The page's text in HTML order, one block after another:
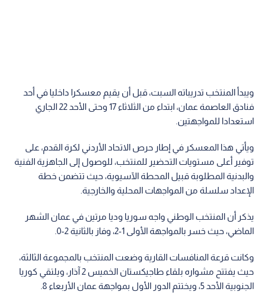
ويبدأ المنتخب تدريباته السبت، قبل أن يقيم معسكرا داخليا في أحد
فنادق العاصمة عمان، ابتداء من الثلاثاء 17 وحتى الأحد 22 الجاري
استعدادا للمواجهتين.
ويأتي هذا المعسكر في إطار حرص الاتحاد الأردني لكرة القدم، على
توفير أعلى مستويات التحضير للمنتخب، للوصول إلى الجاهزية الفنية
والبدنية المطلوبة قبيل المحطة الآسيوية، حيث تتضمن خطة
الإعداد سلسلة من المواجهات المحلية والخارجية.
يذكر أن المنتخب الوطني واجه سوريا وديا مرتين في عمان الشهر
الماضي، حيث خسر بالمواجهة الأولى 1-2، وفاز بالثانية 2-0.
وكانت قرعة المنافسات القارية وضعت المنتخب بالمجموعة الثالثة،
حيث يفتتح مشواره بلقاء طاجيكستان الخميس 2 آذار، ويلتقي كوريا
الجنوبية الأحد 5، ويختتم الدور الأول بمواجهة عمان الأربعاء 8.